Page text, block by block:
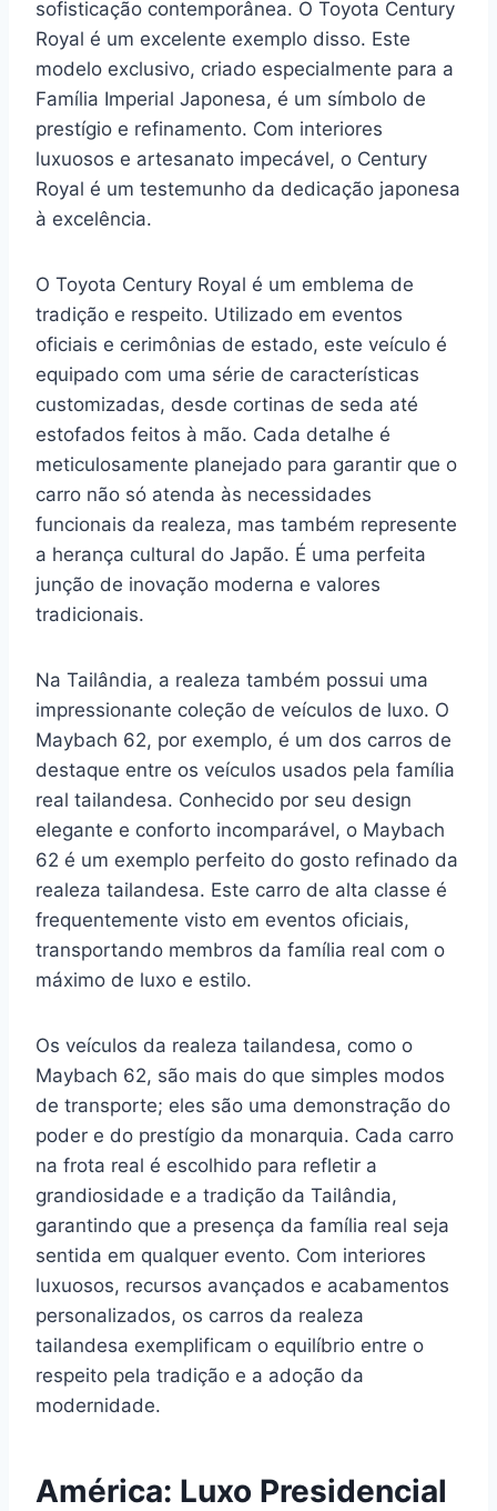
sofisticação contemporânea. O Toyota Century
Royal é um excelente exemplo disso. Este
modelo exclusivo, criado especialmente para a
Família Imperial Japonesa, é um símbolo de
prestígio e refinamento. Com interiores
luxuosos e artesanato impecável, o Century
Royal é um testemunho da dedicação japonesa
à excelência.
O Toyota Century Royal é um emblema de
tradição e respeito. Utilizado em eventos
oficiais e cerimônias de estado, este veículo é
equipado com uma série de características
customizadas, desde cortinas de seda até
estofados feitos à mão. Cada detalhe é
meticulosamente planejado para garantir que o
carro não só atenda às necessidades
funcionais da realeza, mas também represente
a herança cultural do Japão. É uma perfeita
junção de inovação moderna e valores
tradicionais.
Na Tailândia, a realeza também possui uma
impressionante coleção de veículos de luxo. O
Maybach 62, por exemplo, é um dos carros de
destaque entre os veículos usados pela família
real tailandesa. Conhecido por seu design
elegante e conforto incomparável, o Maybach
62 é um exemplo perfeito do gosto refinado da
realeza tailandesa. Este carro de alta classe é
frequentemente visto em eventos oficiais,
transportando membros da família real com o
máximo de luxo e estilo.
Os veículos da realeza tailandesa, como o
Maybach 62, são mais do que simples modos
de transporte; eles são uma demonstração do
poder e do prestígio da monarquia. Cada carro
na frota real é escolhido para refletir a
grandiosidade e a tradição da Tailândia,
garantindo que a presença da família real seja
sentida em qualquer evento. Com interiores
luxuosos, recursos avançados e acabamentos
personalizados, os carros da realeza
tailandesa exemplificam o equilíbrio entre o
respeito pela tradição e a adoção da
modernidade.
América: Luxo Presidencial